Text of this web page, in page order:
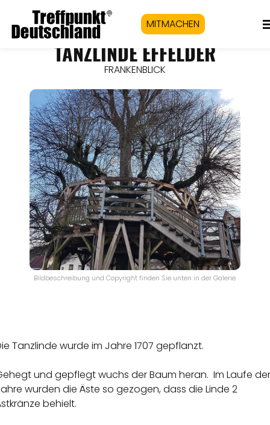
MITMACHEN
TANZLINDE EFFELDER
FRANKENBLICK
Bildbeschreibung und Copyright finden Sie unten in der Galerie.
Tanzlinde wurde im Jahre 1707 gepflanzt.
und gepflegt wuchs der Baum heran. Im Laufe der
wurden die Äste so gezogen, dass die Linde 2
behielt.